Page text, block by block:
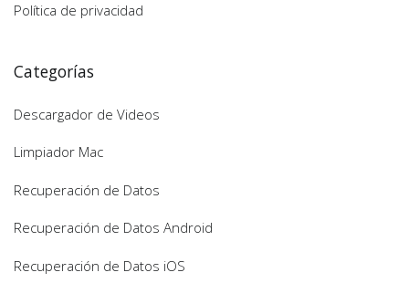
Política de privacidad
Categorías
Descargador de Videos
Limpiador Mac
Recuperación de Datos
Recuperación de Datos Android
Recuperación de Datos iOS